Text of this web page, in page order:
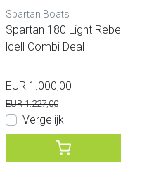
Spartan Boats
Spartan 180 Light Rebe
lcell Combi Deal
EUR 1.000,00
EUR 1.227,00
Vergelijk